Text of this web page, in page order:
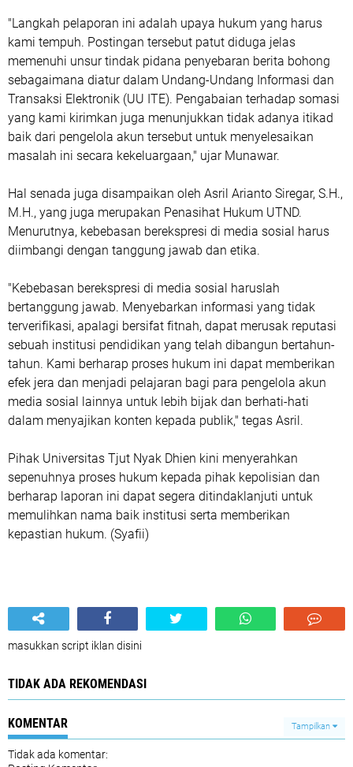
"Langkah pelaporan ini adalah upaya hukum yang harus
kami tempuh. Postingan tersebut patut diduga jelas
memenuhi unsur tindak pidana penyebaran berita bohong
sebagaimana diatur dalam Undang-Undang Informasi dan
Transaksi Elektronik (UU ITE). Pengabaian terhadap somasi
yang kami kirimkan juga menunjukkan tidak adanya itikad
baik dari pengelola akun tersebut untuk menyelesaikan
masalah ini secara kekeluargaan," ujar Munawar.
Hal senada juga disampaikan oleh Asril Arianto Siregar, S.H.,
M.H., yang juga merupakan Penasihat Hukum UTND.
Menurutnya, kebebasan berekspresi di media sosial harus
diimbangi dengan tanggung jawab dan etika.
"Kebebasan berekspresi di media sosial haruslah
bertanggung jawab. Menyebarkan informasi yang tidak
terverifikasi, apalagi bersifat fitnah, dapat merusak reputasi
sebuah institusi pendidikan yang telah dibangun bertahun-
tahun. Kami berharap proses hukum ini dapat memberikan
efek jera dan menjadi pelajaran bagi para pengelola akun
media sosial lainnya untuk lebih bijak dan berhati-hati
dalam menyajikan konten kepada publik," tegas Asril.
Pihak Universitas Tjut Nyak Dhien kini menyerahkan
sepenuhnya proses hukum kepada pihak kepolisian dan
berharap laporan ini dapat segera ditindaklanjuti untuk
memulihkan nama baik institusi serta memberikan
kepastian hukum. (Syafii)
masukkan script iklan disini
TIDAK ADA REKOMENDASI
KOMENTAR Tampilkan
Tidak ada komentar: